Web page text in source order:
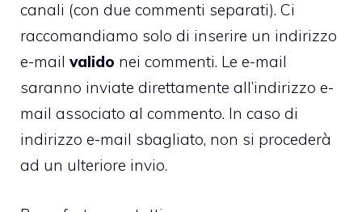
canali (con due commenti separati). Ci
raccomandiamo solo di inserire un indirizzo
e-mail valido nei commenti. Le e-mail
saranno inviate direttamente all’indirizzo e-
mail associato al commento. In caso di
indirizzo e-mail sbagliato, non si procederà
ad un ulteriore invio.